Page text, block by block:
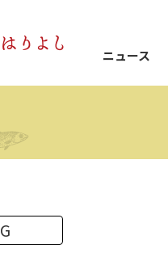
ニュース